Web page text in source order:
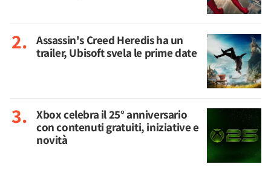
Assassin's Creed Heredis ha un
trailer, Ubisoft svela le prime date
Xbox celebra il 25° anniversario
con contenuti gratuiti, iniziative e
novità